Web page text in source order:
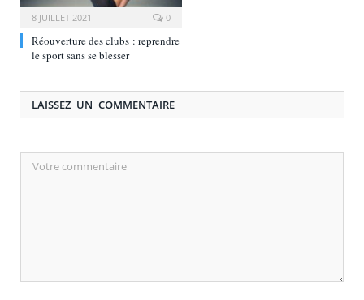
8 JUILLET 2021 0
Réouverture des clubs : reprendre
le sport sans se blesser
LAISSEZ UN COMMENTAIRE